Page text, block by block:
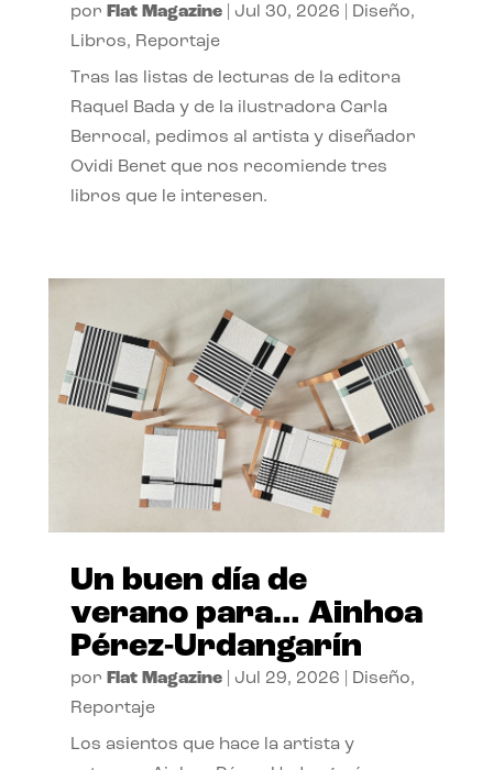
por Flat Magazine| Jul 30, 2026 Diseño,
Libros, Reportaje
Tras las listas de lecturas de la editora
Raquel Bada y de la ilustradora Carla
Berrocal, pedimos al artista y diseñador
Ovidi Benet que nos recomiende tres
libros que le interesen.
Un buen día de
verano para… Ainhoa
Pérez-Urdangarín
por Flat Magazine| Jul 29, 2026 Diseño,
Reportaje
Los asientos que hace la artista y